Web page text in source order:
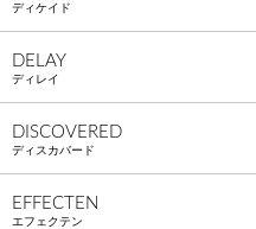
ディケイド
DELAY
ディレイ
DISCOVERED
ディスカバード
EFFECTEN
エフェクテン